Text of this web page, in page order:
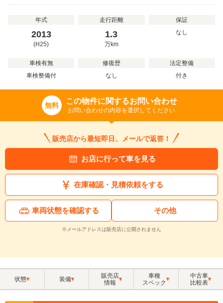
年式
2013
(H25)
走行距離
1.3
万km
保証
なし
車検有無
車検整備付
修復歴
なし
法定整備
付き
無料 この物件に関するお問い合わせ
お問い合わせの内容を選択してください
販売店から最短即日、メールで返答！
お店に行って車を見る
在庫確認・見積依頼をする
車両状態を確認する その他
※メールアドレスは販売店に公開されません
状態 装備
販売店
情報
車種
スペック
中古車
比較表